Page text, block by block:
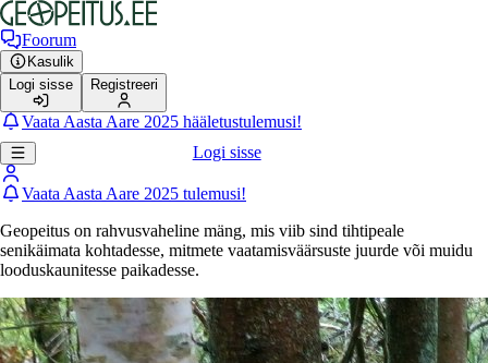
Foorum
Kasulik
Logi sisse
Registreeri
Vaata Aasta Aare 2025 hääletustulemusi!
Logi sisse
Vaata Aasta Aare 2025 tulemusi!
Geopeitus on rahvusvaheline mäng, mis viib sind tihtipeale
senikäimata kohtadesse, mitmete vaatamisväärsuste juurde või muidu
looduskaunitesse paikadesse.